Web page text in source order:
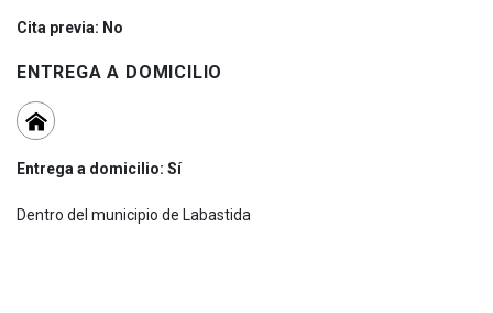
Cita previa: No
ENTREGA A DOMICILIO
Entrega a domicilio: Sí
Dentro del municipio de Labastida